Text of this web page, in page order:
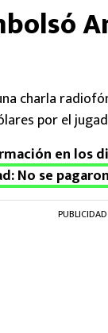
charla
por el
en los
No se
PUBLICIDAD